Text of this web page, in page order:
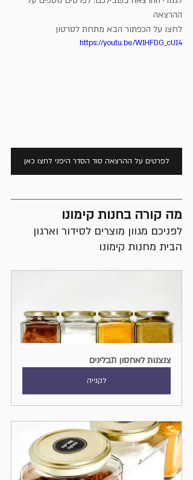
ההרצאה
לחצו על הכפתור הבא מתחת לסרטון
https://youtu.be/W1HFDG_cU14
לפרטים על ההרצאה סוד הסדר היפני לחצו כאן
מה קורה בחנות קימונו
לפניכם מגוון מוצרים לסידור וארגון
הבית מחנות קימונו
צנצנות לאחסון תבלינים
לקנייה